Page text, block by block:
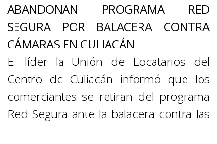
ABANDONAN PROGRAMA RED
SEGURA POR BALACERA CONTRA
CÁMARAS EN CULIACÁN
El líder la Unión de Locatarios del
Centro de Culiacán informó que los
comerciantes se retiran del programa
Red Segura ante la balacera contra las